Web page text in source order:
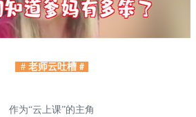
# 老师云吐槽 #
作为“云上课”的主角